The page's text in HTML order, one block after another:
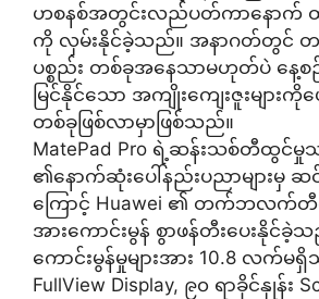
ဟစနစ်အတွင်းလည်ပတ်ကာနောက် ထ
ကို လှမ်းနိုင်ခဲ့သည်။ အနာဂတ်တွ
ပစ္စည်း တစ်ခုအနေသာမဟုတ်ပဲ န
မြင်နိုင်သော အကျိုးကျေးဇူးများကို
တစ်ခုဖြစ်လာမှာဖြစ်သည်။
MatePad Pro ရဲ့ဆန်းသစ်တီထွင်မှု
၏နောက်ဆုံးပေါ်နည်းပညာများမှ ဆ
ကြောင့် Huawei ၏ တက်ဘလက်
အားကောင်းမွန် စွာဖန်တီးပေးနိုင်
ကောင်းမွန်မှုများအား 10.8 လက်မ
FullView Display, ၉၀ ရာခိုင်နှုန်း